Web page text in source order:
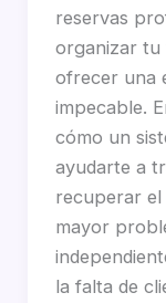
reservas
organizar tu
ofrecer una
impecable.
cómo un
ayudarte a
recuperar
mayor
la falta de